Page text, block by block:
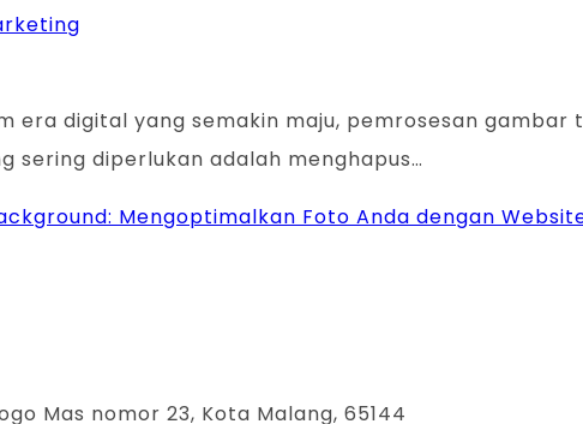
era digital yang semakin maju, pemrosesan
sering diperlukan adalah menghapus…
Mengoptimalkan Foto Anda dengan
Mas nomor 23, Kota Malang, 65144